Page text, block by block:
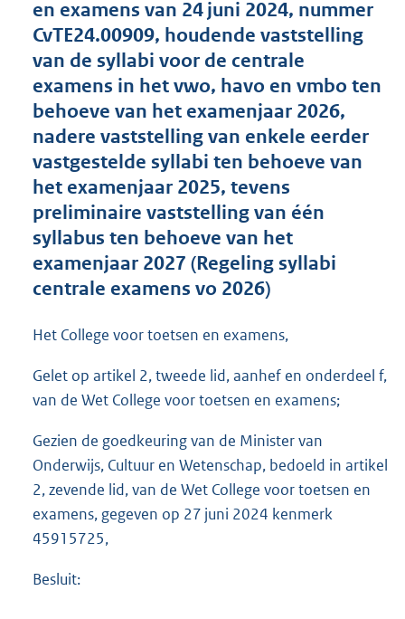
s
g
o
o
t
e
:
4
8
K
b
en examens van 24 juni 2024, nummer
CvTE24.00909, houdende vaststelling
van de syllabi voor de centrale
examens in het vwo, havo en vmbo ten
behoeve van het examenjaar 2026,
nadere vaststelling van enkele eerder
vastgestelde syllabi ten behoeve van
het examenjaar 2025, tevens
preliminaire vaststelling van één
syllabus ten behoeve van het
examenjaar 2027 (Regeling syllabi
centrale examens vo 2026)
Het College voor toetsen en examens,
Gelet op artikel 2, tweede lid, aanhef en onderdeel f,
van de Wet College voor toetsen en examens;
Gezien de goedkeuring van de Minister van
Onderwijs, Cultuur en Wetenschap, bedoeld in artikel
2, zevende lid, van de Wet College voor toetsen en
examens, gegeven op 27 juni 2024 kenmerk
45915725,
Besluit: